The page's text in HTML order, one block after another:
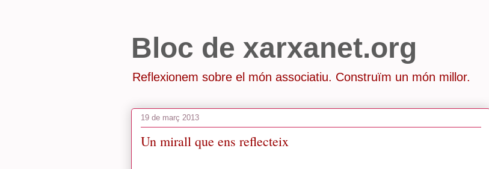
Bloc de xarxanet.org
Reflexionem sobre el món associatiu. Construïm un món millor.
19 de març 2013
Un mirall que ens reflecteix